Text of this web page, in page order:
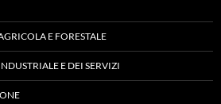
E FORESTALE
E DEI SERVIZI